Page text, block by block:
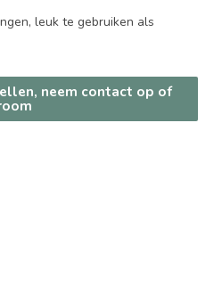
leuk te gebruiken als
neem contact op of